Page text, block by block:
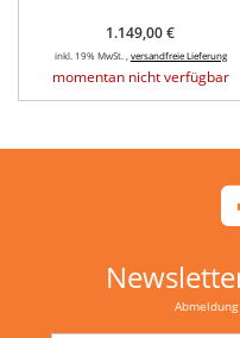
1.149,00 €
inkl. 19% MwSt. , versandfreie Lieferung
momentan nicht verfügbar